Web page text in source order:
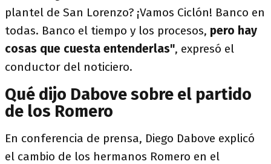
plantel de San Lorenzo? ¡Vamos Ciclón! Banco en
todas. Banco el tiempo y los procesos, pero hay
cosas que cuesta entenderlas", expresó el
conductor del noticiero.
Qué dijo Dabove sobre el partido
de los Romero
En conferencia de prensa, Diego Dabove explicó
el cambio de los hermanos Romero en el